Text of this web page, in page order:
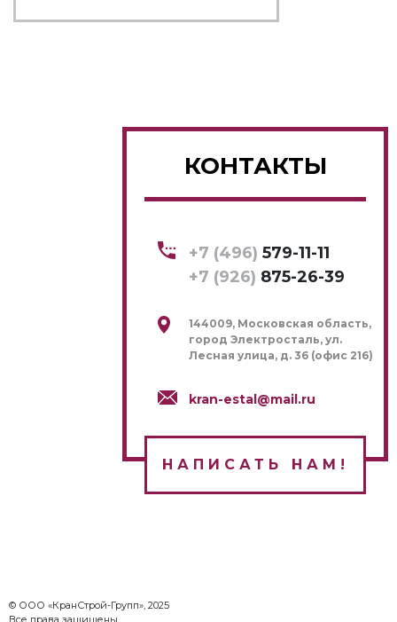
КОНТАКТЫ
+7 (496) 579-11-11
+7 (926) 875-26-39
144009, Московская область,
город Электросталь, ул.
Лесная улица, д. 36 (офис 216)
kran-estal@mail.ru
НАПИСАТЬ НАМ!
© ООО «КранСтрой-Групп», 2025
Все права защищены